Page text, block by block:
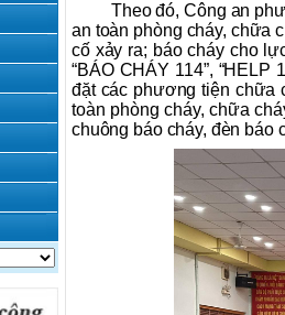
Theo đó, Công an
an toàn phòng cháy, chữa
cố xảy ra; báo cháy cho
“BÁO CHÁY 114”,
đặt các phương tiện chữa
toàn phòng cháy, chữa
chuông báo cháy, đèn báo